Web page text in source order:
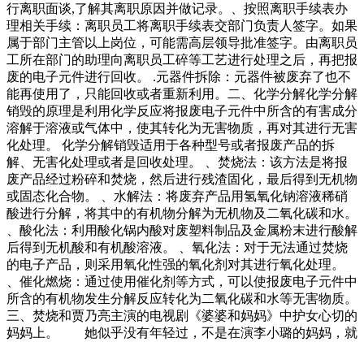
行离职面谈,了解其离职原因并做记录。、按照离职手续表办
理相关手续：离职员工将离职手续表交部门负责人签字。如果
属于部门主管以上岗位，可能需高层领导批准签字。由离职员
工所在部门的助理向离职员工碎等工艺进行处理之后，再把报
废的电子元件进行回收。 .元器件拆除：元器件被废弃了也不
能再使用了，只能回收或者重新利用。二、化学分解化学分解
销毁的原理是利用化学反应将报废电子元件中所含的有害成分
溶解于溶液或气体中，使其转化为无害物质，再对其进行无害
化处理。 化学分解销毁适用于各种型号或者报废产品的拆
解、无害化处理或者是回收处理。 、焚烧法：该方法是将报
废产品经过粉碎和焚烧，然后进行残渣固化，最后得到无机物
或固态化合物。 、水解法：将废弃产品用氢氧化钠溶液稀硝
酸进行分解，将其中的有机物分解为无机物及二氧化碳和水。
、酸化法：利用酸化锅内酸对废塑料制品及金属粉末进行酸解
后得到无机酸和有机酸溶液。 、氧化法：对于无法通过焚烧
的电子产品，则采用氧化性强的氧化剂对其进行氧化处理。
、催化燃烧：通过使用催化剂等方式，可以使报废电子元件中
所含的有机物发生分解反应转化为二氧化碳和水等无害物质。
三、焚烧和贾乃亮主演的电视剧《婆婆和妈妈》中护女心切的
妈妈上。 她似乎没有年轻过，不是在演李小璐的妈妈，就